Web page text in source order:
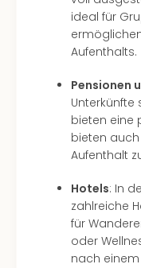
ideal für
Aufenthalts.
Pensionen
bieten eine
bieten
Aufenthalt
Hotels: In
zahlreiche
für
oder
nach